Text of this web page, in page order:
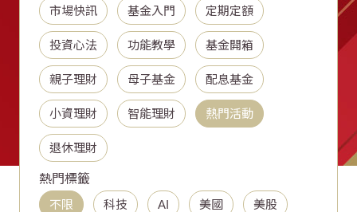
市場快訊 基金入門 定期定額
投資心法 功能教學 基金開箱
親子理財 母子基金 配息基金
小資理財 智能理財 熱門活動
退休理財
熱門標籤
不限
科技 AI 美國 美股